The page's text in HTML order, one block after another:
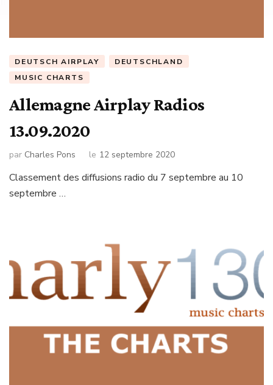
DEUTSCH AIRPLAY
DEUTSCHLAND
MUSIC CHARTS
Allemagne Airplay Radios
13.09.2020
par Charles Pons le 12 septembre 2020
Classement des diffusions radio du 7 septembre au 10
septembre …